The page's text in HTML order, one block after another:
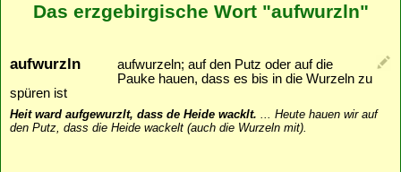
Das erzgebirgische Wort "aufwurzln"
aufwurzln
aufwurzeln; auf den Putz oder auf die
Pauke hauen, dass es bis in die Wurzeln zu
spüren ist
Heit ward aufgewurzlt, dass de Heide wacklt. ... Heute hauen wir auf
den Putz, dass die Heide wackelt (auch die Wurzeln mit).